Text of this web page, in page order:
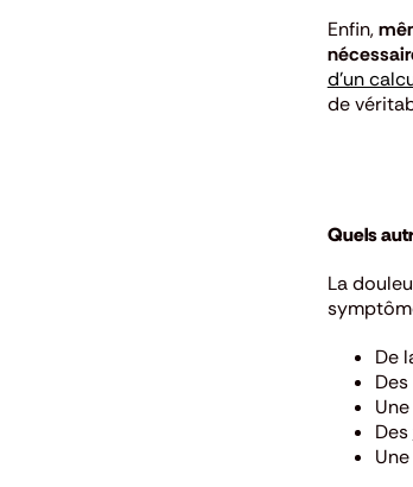
Enfin,
d’un
de
Quels
La
De
Des